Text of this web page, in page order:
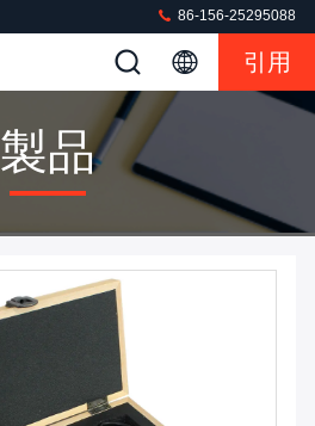
86-156-25295088
引用
製品